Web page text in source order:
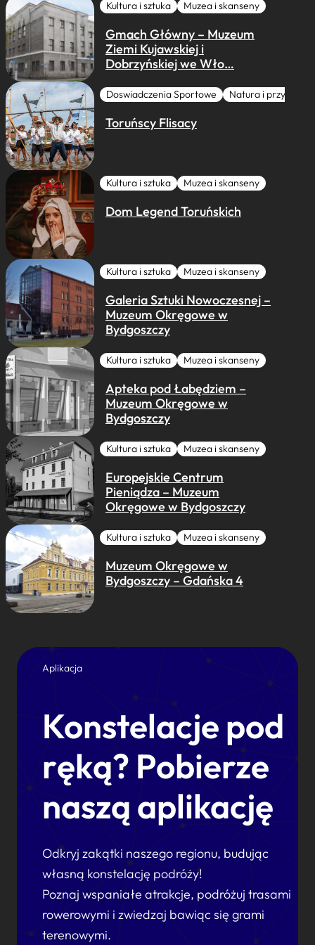
Kultura i sztuka Muzea i skanseny
Gmach Główny – Muzeum
Ziemi Kujawskiej i
Dobrzyńskiej we Wło…
Doswiadczenia Sportowe Natura i przygoda
Toruńscy Flisacy
Kultura i sztuka Muzea i skanseny
Dom Legend Toruńskich
Kultura i sztuka Muzea i skanseny
Galeria Sztuki Nowoczesnej –
Muzeum Okręgowe w
Bydgoszczy
Kultura i sztuka Muzea i skanseny
Apteka pod Łabędziem –
Muzeum Okręgowe w
Bydgoszczy
Kultura i sztuka Muzea i skanseny
Europejskie Centrum
Pieniądza – Muzeum
Okręgowe w Bydgoszczy
Kultura i sztuka Muzea i skanseny
Muzeum Okręgowe w
Bydgoszczy – Gdańska 4
Aplikacja
Konstelacje pod
ręką? Pobierze
naszą aplikację
Odkryj zakątki naszego regionu, budując
własną konstelację podróży!
Poznaj wspaniałe atrakcje, podróżuj trasami
rowerowymi i zwiedzaj bawiąc się grami
terenowymi.